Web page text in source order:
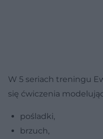
W 5 seriach treningu
się ćwiczenia
pośladki,
brzuch,